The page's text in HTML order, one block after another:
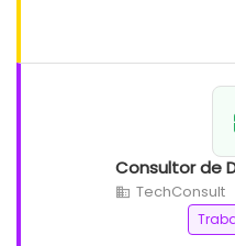
Consultor de
TechConsult